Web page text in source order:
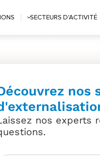
SECTEURS D'ACTIVITÉ
nos
nos experts